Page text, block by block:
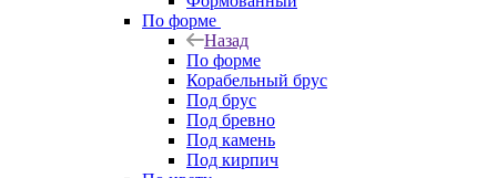
По форме
Назад
По форме
Корабельный брус
Под брус
Под бревно
Под камень
Под кирпич